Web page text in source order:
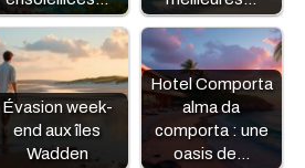
Évasion week-
end aux îles
Wadden
Hotel Comporta
alma da
comporta : une
oasis de…